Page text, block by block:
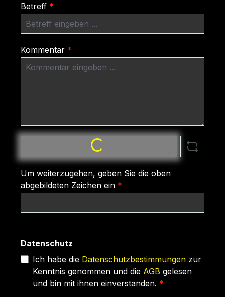
Betreff *
Kommentar *
Loading...
Um weiterzugehen, geben Sie die oben
abgebildeten Zeichen ein *
Datenschutz
Ich habe die Datenschutzbestimmungen zur
Kenntnis genommen und die AGB gelesen
und bin mit ihnen einverstanden. *